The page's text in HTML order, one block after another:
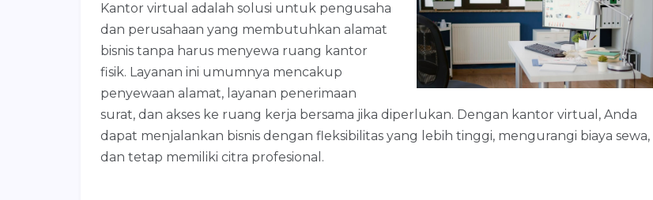
Kantor virtual adalah solusi untuk pengusaha
dan perusahaan yang membutuhkan alamat
bisnis tanpa harus menyewa ruang kantor
fisik. Layanan ini umumnya mencakup
penyewaan alamat, layanan penerimaan
surat, dan akses ke ruang kerja bersama jika diperlukan. Dengan kantor virtual, Anda
dapat menjalankan bisnis dengan fleksibilitas yang lebih tinggi, mengurangi biaya sewa,
dan tetap memiliki citra profesional.